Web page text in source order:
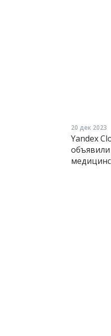
20 дек 2023
Yandex